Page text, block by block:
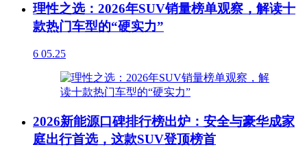
理性之选：2026年SUV销量榜单观察，解读十
款热门车型的“硬实力”
6 05.25
2026新能源口碑排行榜出炉：安全与豪华成家
庭出行首选，这款SUV登顶榜首